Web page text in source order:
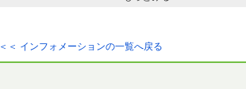
＜＜ インフォメーションの一覧へ戻る